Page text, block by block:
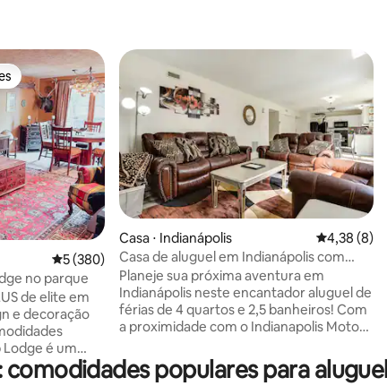
dos hóspedes
5 de uma avaliação média de 5, 380 avaliações
5 (380)
no parque
de elite em
e decoração
2º andar, um
e toques
Casa ⋅ Indianápolis 4,38 de
4,38 (8)
Casa de aluguel em Indianápolis com
academia: perto da Speedway!
Planeje sua próxima aventura em
Indianápolis neste encantador aluguel de
férias de 4 quartos e 2,5 banheiros! Com
a proximidade com o Indianapolis Motor
melhor experiência para os fãs de corrida
e entusiastas de carros. Quando você
comodidades populares para